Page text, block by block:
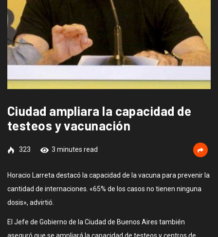
Ciudad ampliara la capacidad de
testeos y vacunación
323 3 minutes read
Horacio Larreta destacó la capacidad de la vacuna para prevenir la
cantidad de internaciones. «65% de los casos no tienen ninguna
dosis», advirtió.
El Jefe de Gobierno de la Ciudad de Buenos Aires también